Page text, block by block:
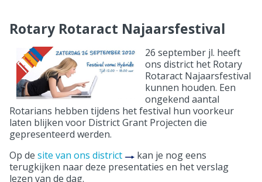
Rotary Rotaract Najaarsfestival
26 september jl. heeft
ons district het Rotary
Rotaract Najaarsfestival
kunnen houden. Een
ongekend aantal
Rotarians hebben tijdens het festival hun voorkeur
laten blijken voor District Grant Projecten die
gepresenteerd werden.
Op de site van ons district
kan je nog eens
terugkijken naar deze presentaties en het verslag
lezen van de dag.